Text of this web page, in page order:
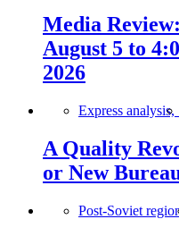
Media
August 5 to
2026
Express analysis,
A Quality
or New
Post-Soviet